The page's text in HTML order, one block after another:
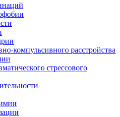
компульсивного расстройства
стрессового